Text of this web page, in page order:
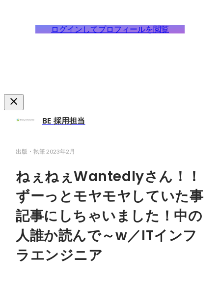
ログインしてプロフィールを閲覧
BE 採用担当
出版・執筆 2023年2月
ねぇねぇWantedlyさん！！
ずーっとモヤモヤしていた事
記事にしちゃいました！中の
人誰か読んで～w／ITインフ
ラエンジニア